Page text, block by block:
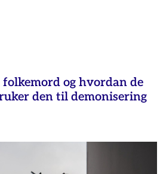
og hvordan de
den til demonisering